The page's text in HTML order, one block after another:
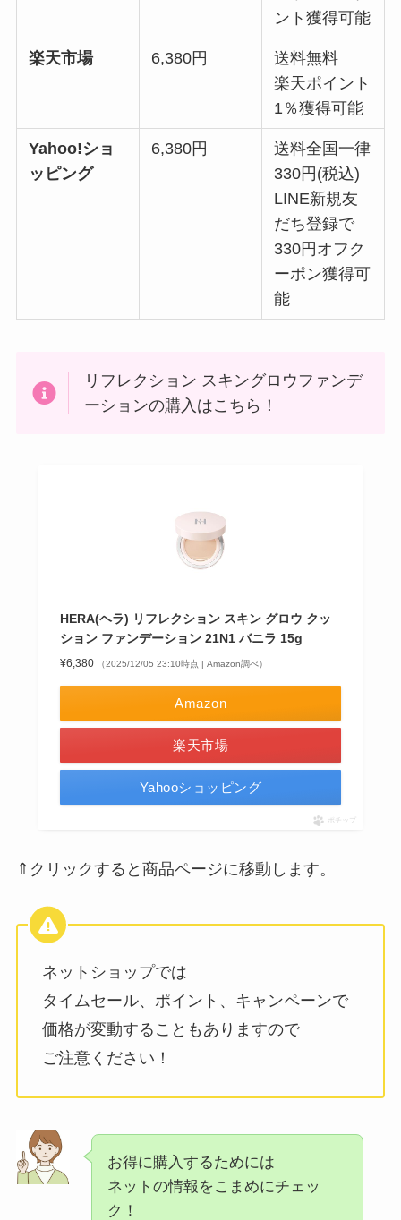
ント獲得可能
楽天市場 6,380円
送料無料
楽天ポイント
1％獲得可能
Yahoo!ショ
ッピング
6,380円
送料全国一律
330円(税込)
LINE新規友
だち登録で
330円オフク
ーポン獲得可
能
リフレクション スキングロウファンデ
ーションの購入はこちら！
HERA(ヘラ) リフレクション スキン グロウ クッ
ション ファンデーション 21N1 バニラ 15g
¥6,380 （2025/12/05 23:10時点 | Amazon調べ）
Amazon
楽天市場
Yahooショッピング
ポチップ
⇑クリックすると商品ページに移動します。
ネットショップでは
タイムセール、ポイント、キャンペーンで
価格が変動することもありますので
ご注意ください！
お得に購入するためには
ネットの情報をこまめにチェッ
ク！